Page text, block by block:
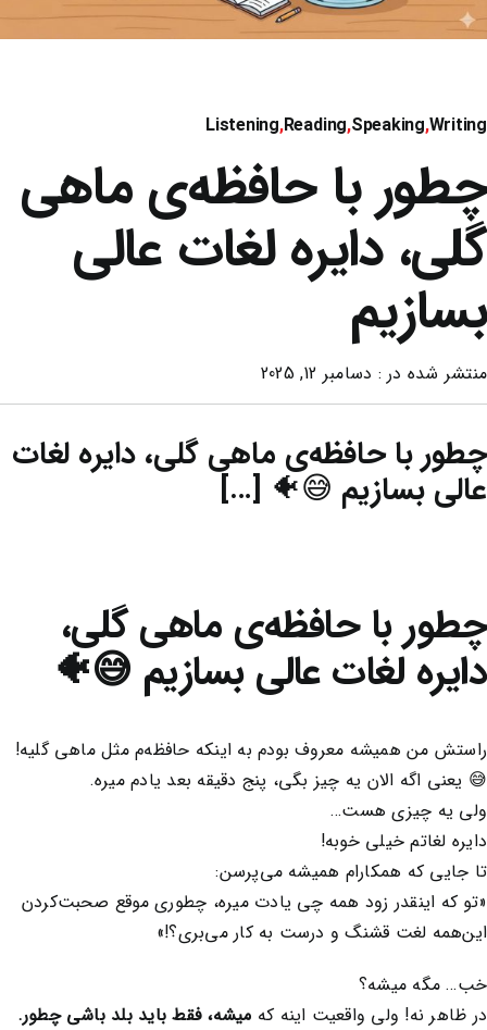
Listening,Reading,Speaking,Writing
چطور با حافظه‌ی ماهی
گلی، دایره لغات عالی
بسازیم
منتشر شده در : دسامبر 12, 2025
چطور با حافظه‌ی ماهی گلی، دایره لغات
عالی بسازیم 😅🐠 […]
چطور با حافظه‌ی ماهی گلی،
دایره لغات عالی بسازیم 😅🐠
راستش من همیشه معروف بودم به اینکه حافظه‌م مثل ماهی گلیه!
😅 یعنی اگه الان یه چیز بگی، پنج دقیقه بعد یادم میره.
ولی یه چیزی هست…
دایره لغاتم خیلی خوبه!
تا جایی که همکارام همیشه می‌پرسن:
«تو که اینقدر زود همه چی یادت میره، چطوری موقع صحبت‌کردن
این‌همه لغت قشنگ و درست به کار می‌بری؟!»
خب… مگه میشه؟
در ظاهر نه! ولی واقعیت اینه که میشه، فقط باید بلد باشی چطور.